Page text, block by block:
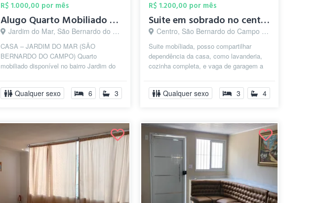
R$ 1.000,00 por mês
Alugo Quarto Mobiliado São Bernardo J. d...
Jardim do Mar, São Bernardo do Campo - SP
CASA – JARDIM DO MAR (SÃO
BERNARDO DO CAMPO) Quarto
mobiliado disponível no bairro Jardim do
com fácil acesso às...
Qualquer sexo 6 3
R$ 1.200,00 por mês
Suite em sobrado no centro de Sao Bernar...
Centro, São Bernardo do Campo - SP
Suite mobíliada, posso compartilhar
dependência da casa, como lavanderia,
cozinha completa, e vaga de garagem a
Qualquer sexo 3 4